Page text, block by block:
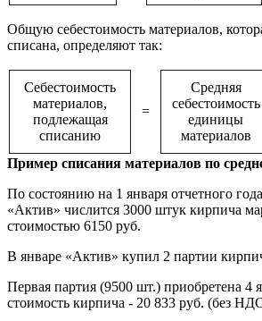
Общую себестоимость материалов,
списана, определяют так:
Себестоимость
материалов,
подлежащая
списанию
=
Средняя
себестоимость
единицы
материалов
Пример списания материалов по
По состоянию на 1 января отчетного
«Актив» числится 3000 штук кирпича
стоимостью 6150 руб.
В январе «Актив» купил 2 партии
Первая партия (9500 шт.) приобретена 4
стоимость кирпича - 20 833 руб. (без